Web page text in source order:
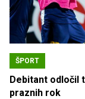
ŠPORT
Debitant odločil
praznih rok